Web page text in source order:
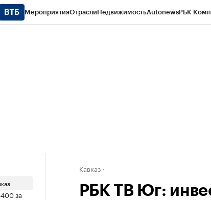
МероприятияОтраслиНедвижимостьAutonewsРБК
за
Кавказ
РБК ТВ Юг: